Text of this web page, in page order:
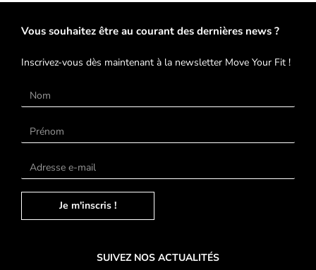
Vous souhaitez être au courant des dernières news ?
Inscrivez-vous dès maintenant à la newsletter Move Your Fit !
Je m'inscris !
SUIVEZ NOS ACTUALITÉS